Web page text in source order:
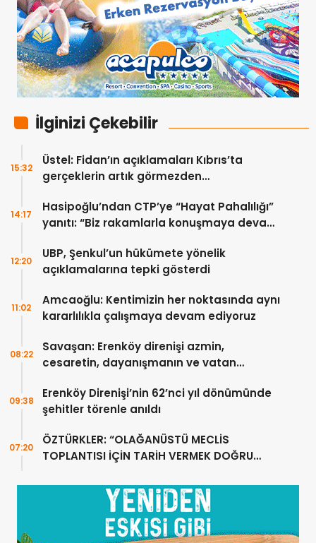
İlginizi Çekebilir
Üstel: Fidan’ın açıklamaları Kıbrıs’ta
gerçeklerin artık görmezden
15:32
Hasipoğlu’ndan CTP’ye “Hayat Pahalılığı”
yanıtı: “Biz rakamlarla konuşmaya devam
14:17
UBP, Şenkul’un hükümete yönelik
açıklamalarına tepki gösterdi
12:20
Amcaoğlu: Kentimizin her noktasında aynı
kararlılıkla çalışmaya devam ediyoruz
11:02
Savaşan: Erenköy direnişi azmin,
cesaretin, dayanışmanın ve vatan
08:22
Erenköy Direnişi’nin 62’nci yıl dönümünde
şehitler törenle anıldı
09:38
ÖZTÜRKLER: “OLAĞANÜSTÜ MECLİS
TOPLANTISI İÇİN TARİH VERMEK DOĞRU
07:20